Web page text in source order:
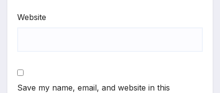
Website
Save my name, email, and website in this